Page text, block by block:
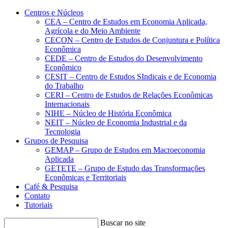
Conteúdo principal Menu principal
Centros e Núcleos
CEA – Centro de Estudos em Economia Aplicada,
Agrícola e do Meio Ambiente
CECON – Centro de Estudos de Conjuntura e Política
Econômica
CEDE – Centro de Estudos do Desenvolvimento
Econômico
CESIT – Centro de Estudos SIndicais e de Economia
do Trabalho
CERI – Centro de Estudos de Relações Econômicas
Internacionais
NIHE – Núcleo de História Econômica
NEIT – Núcleo de Economia Industrial e da
Tecnologia
Grupos de Pesquisa
GEMAP – Grupo de Estudos em Macroeconomia
Aplicada
GETETE – Grupo de Estudo das Transformações
Econômicas e Territoriais
Café & Pesquisa
Contato
Tutoriais
Buscar no site